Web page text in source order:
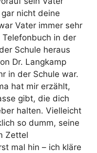
nicht deine
Vater immer sehr
in der
Schule heraus
Dr. Langkamp
in der Schule war.
hat mir erzählt,
gibt, die dich
halten. Vielleicht
so dumm, seine
Zettel
mal hin – ich kläre